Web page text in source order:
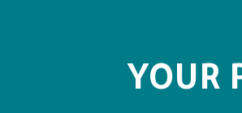
YOUR